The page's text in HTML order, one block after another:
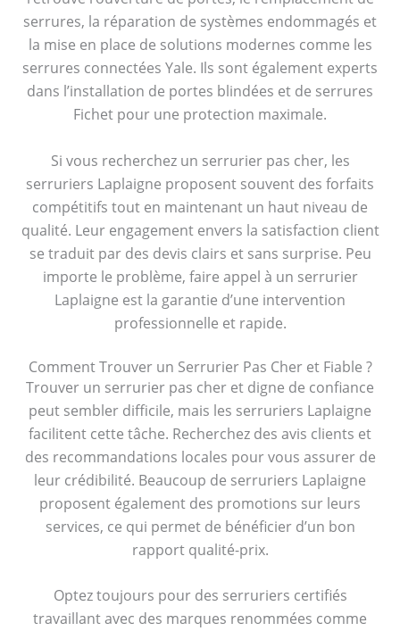
serrures, la réparation de systèmes endommagés et
la mise en place de solutions modernes comme les
serrures connectées Yale. Ils sont également experts
dans l’installation de portes blindées et de serrures
Fichet pour une protection maximale.
Si vous recherchez un serrurier pas cher, les
serruriers Laplaigne proposent souvent des forfaits
compétitifs tout en maintenant un haut niveau de
qualité. Leur engagement envers la satisfaction client
se traduit par des devis clairs et sans surprise. Peu
importe le problème, faire appel à un serrurier
Laplaigne est la garantie d’une intervention
professionnelle et rapide.
Comment Trouver un Serrurier Pas Cher et Fiable ?
Trouver un serrurier pas cher et digne de confiance
peut sembler difficile, mais les serruriers Laplaigne
facilitent cette tâche. Recherchez des avis clients et
des recommandations locales pour vous assurer de
leur crédibilité. Beaucoup de serruriers Laplaigne
proposent également des promotions sur leurs
services, ce qui permet de bénéficier d’un bon
rapport qualité-prix.
Optez toujours pour des serruriers certifiés
travaillant avec des marques renommées comme